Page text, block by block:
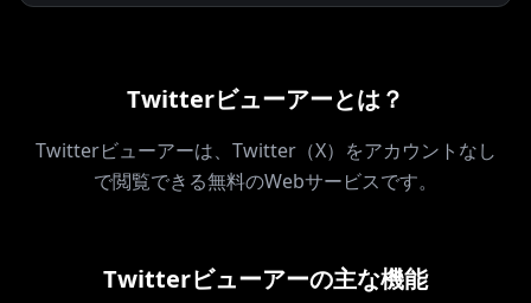
Twitterビューアーとは？
Twitterビューアーは、Twitter（X）をアカウントなし
で閲覧できる無料のWebサービスです。
Twitterビューアーの主な機能